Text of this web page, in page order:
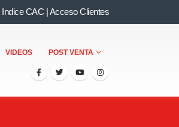
Indice CAC |Acceso Clientes
VIDEOS POST VENTA